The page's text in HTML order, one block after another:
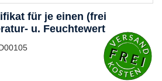
für je einen (frei
u. Feuchtewert